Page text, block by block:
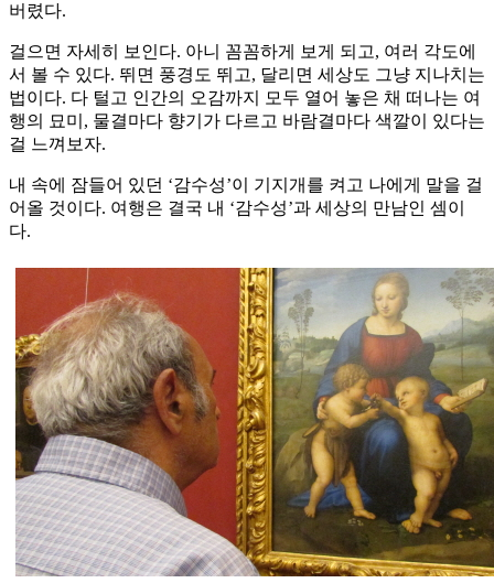
버렸다.
걸으면 자세히 보인다. 아니 꼼꼼하게 보게 되고, 여러 각도에
서 볼 수 있다. 뛰면 풍경도 뛰고, 달리면 세상도 그냥 지나치는
법이다. 다 털고 인간의 오감까지 모두 열어 놓은 채 떠나는 여
행의 묘미, 물결마다 향기가 다르고 바람결마다 색깔이 있다는
걸 느껴보자.
내 속에 잠들어 있던 ‘감수성’이 기지개를 켜고 나에게 말을 걸
어올 것이다. 여행은 결국 내 ‘감수성’과 세상의 만남인 셈이
다.